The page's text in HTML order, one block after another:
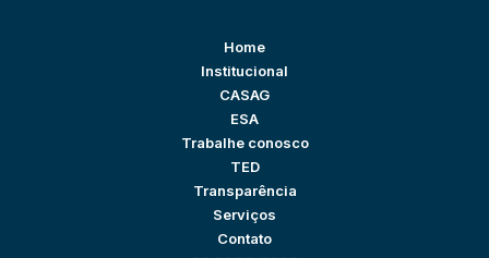
Home
Institucional
CASAG
ESA
Trabalhe conosco
TED
Transparência
Serviços
Contato